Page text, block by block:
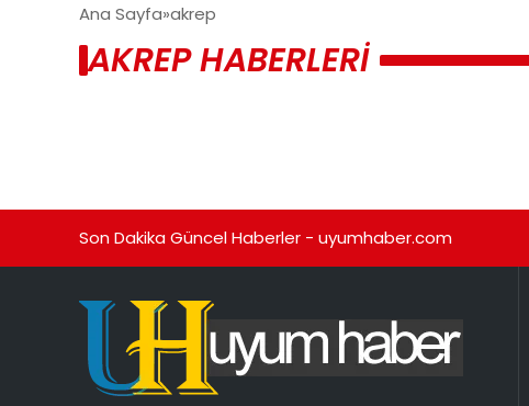
Ana Sayfa akrep
AKREP HABERLERI
Son Dakika Güncel Haberler - uyumhaber.com